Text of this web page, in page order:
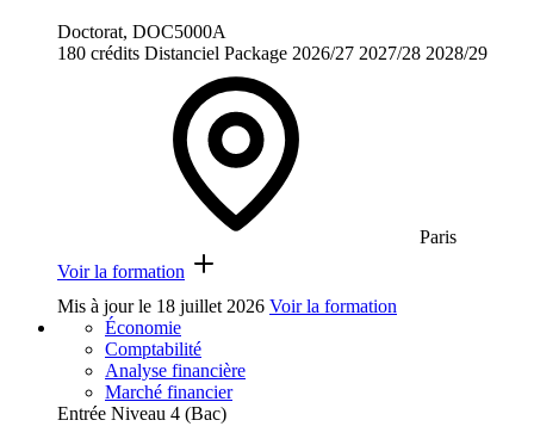
Doctorat, DOC5000A
180 crédits Distanciel Package 2026/27 2027/28 2028/29
Paris
Voir la formation
Mis à jour le 18 juillet 2026 Voir la formation
Économie
Comptabilité
Analyse financière
Marché financier
Entrée Niveau 4 (Bac)